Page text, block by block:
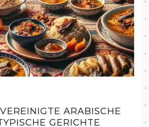
ARABISCHE
GERICHTE